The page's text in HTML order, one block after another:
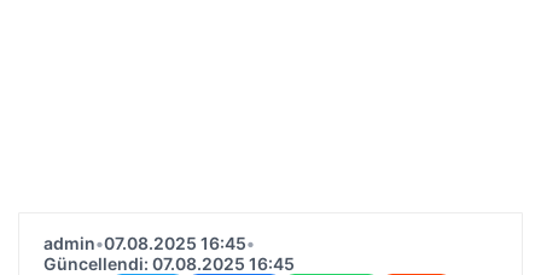
admin•07.08.2025 16:45•
Güncellendi: 07.08.2025 16:45